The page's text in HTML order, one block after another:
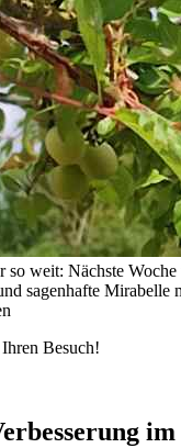
so weit: Nächste
sagenhafte Mirabelle
Besuch!